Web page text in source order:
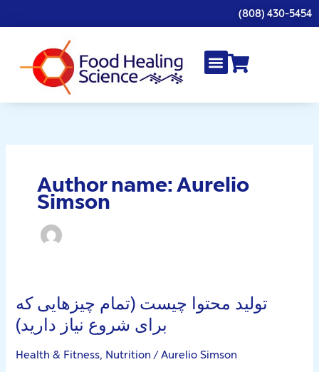
to
(808) 430-5454
Author name: Aurelio
Simson
تولید محتوا چیست (تمام چیزهایی که
برای شروع نیاز دارید)
Health & Fitness, Nutrition /Aurelio Simson
تولید
محتوا
چیست
(تمام